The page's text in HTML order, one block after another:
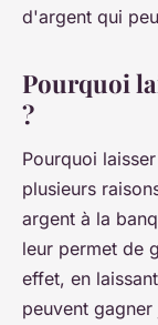
d'argent qui
Pourquoi
?
Pourquoi
plusieurs
argent à la
leur permet de
effet, en
peuvent